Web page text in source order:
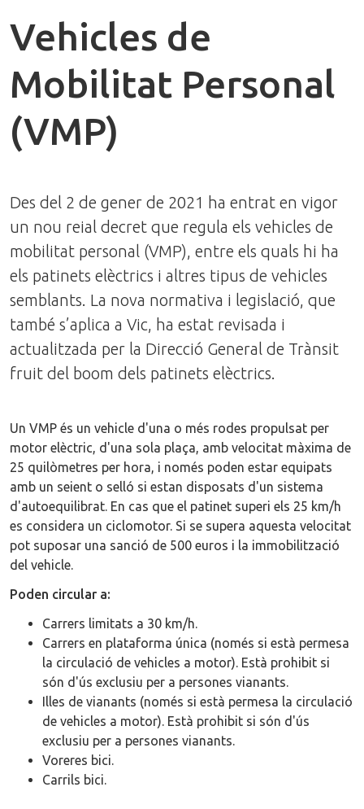
Vehicles de
Mobilitat Personal
(VMP)
Des del 2 de gener de 2021 ha entrat en vigor
un nou reial decret que regula els vehicles de
mobilitat personal (VMP), entre els quals hi ha
els patinets elèctrics i altres tipus de vehicles
semblants. La nova normativa i legislació, que
també s’aplica a Vic, ha estat revisada i
actualitzada per la Direcció General de Trànsit
fruit del boom dels patinets elèctrics.
Un VMP és un vehicle d'una o més rodes propulsat per
motor elèctric, d'una sola plaça, amb velocitat màxima de
25 quilòmetres per hora, i només poden estar equipats
amb un seient o selló si estan disposats d'un sistema
d'autoequilibrat. En cas que el patinet superi els 25 km/h
es considera un ciclomotor. Si se supera aquesta velocitat
pot suposar una sanció de 500 euros i la immobilització
del vehicle.
Poden circular a:
Carrers limitats a 30 km/h.
Carrers en plataforma única (només si està permesa
la circulació de vehicles a motor). Està prohibit si
són d'ús exclusiu per a persones vianants.
Illes de vianants (només si està permesa la circulació
de vehicles a motor). Està prohibit si són d'ús
exclusiu per a persones vianants.
Voreres bici.
Carrils bici.